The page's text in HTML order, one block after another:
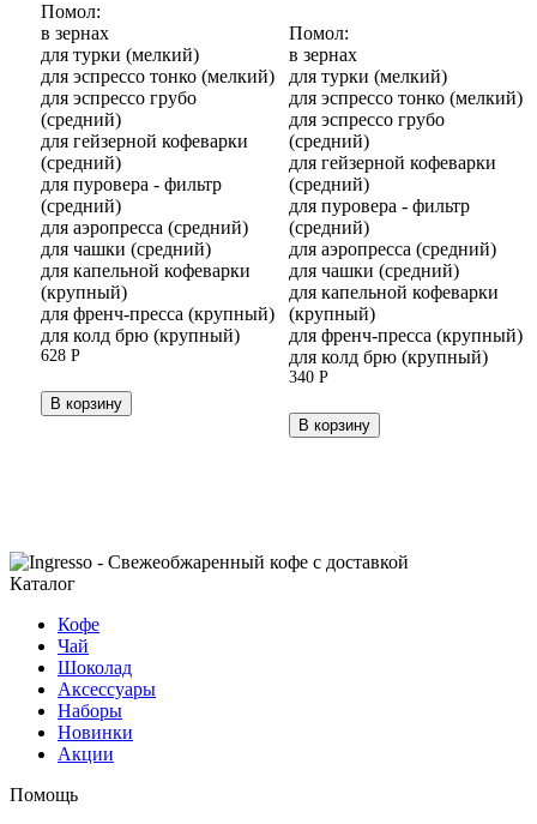
Помол:
в зернах
для турки (мелкий)
для эспрессо тонко (мелкий)
для эспрессо грубо
(средний)
для гейзерной кофеварки
(средний)
для пуровера - фильтр
(средний)
для аэропресса (средний)
для чашки (средний)
для капельной кофеварки
(крупный)
для френч-пресса (крупный)
для колд брю (крупный)
340 Р
В корзину
Помол:
в зернах
для турки (мелкий)
для эспрессо тонко (мелкий)
для эспрессо грубо
(средний)
для гейзерной кофеварки
(средний)
для пуровера - фильтр
(средний)
для аэропресса (средний)
для чашки (средний)
для капельной кофеварки
(крупный)
для френч-пресса (крупный)
для колд брю (крупный)
628 Р
В корзину
Каталог
Кофе
Чай
Шоколад
Аксессуары
Наборы
Новинки
Акции
Помощь